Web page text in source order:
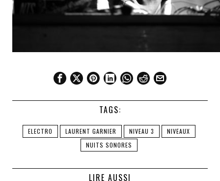
TAGS:
ELECTRO LAURENT GARNIER NIVEAU 3
NIVEAUX
NUITS SONORES
LIRE AUSSI